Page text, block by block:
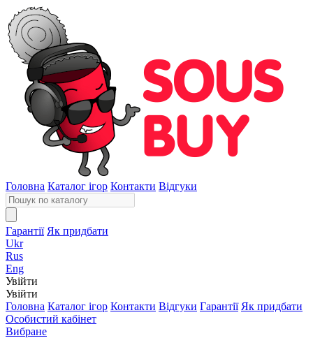
Головна Каталог ігор Контакти Відгуки
Гарантії Як придбати
Ukr
Rus
Eng
Увійти
Увійти
Головна Каталог ігор Контакти Відгуки Гарантії Як придбати
Особистий кабінет
Вибране